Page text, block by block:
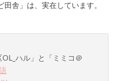
田舎」は、実在しています。
ハル」と「ミミコ＠